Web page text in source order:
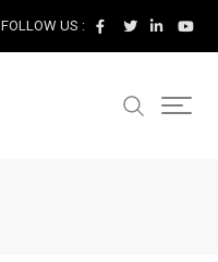
FOLLOW US :